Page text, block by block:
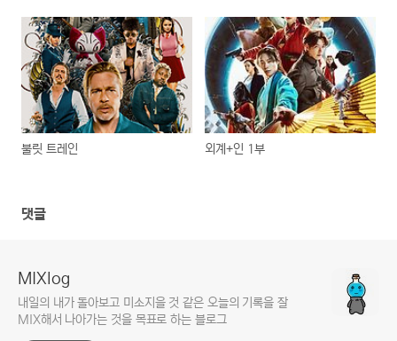
불릿 트레인 외계+인 1부
댓글
MIXlog
내일의 내가 돌아보고 미소지을 것 같은 오늘의 기록을 잘
MIX해서 나아가는 것을 목표로 하는 블로그